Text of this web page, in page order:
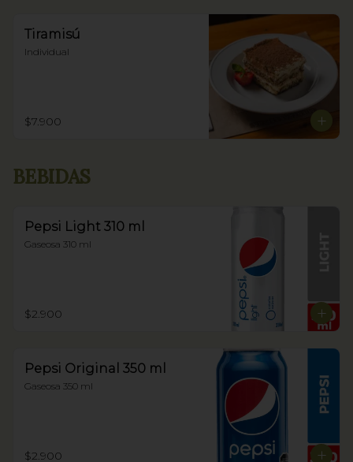
Tiramisú
Individual
$7.900
BEBIDAS
Pepsi Light 310 ml
Gaseosa 310 ml
$2.900
Pepsi Original 350 ml
Gaseosa 350 ml
$2.900